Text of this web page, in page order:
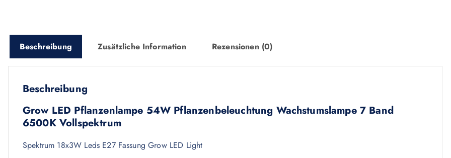
Beschreibung Zusätzliche Information Rezensionen (0)
Beschreibung
Grow LED Pflanzenlampe 54W Pflanzenbeleuchtung Wachstumslampe 7 Band
6500K Vollspektrum
Spektrum 18x3W Leds E27 Fassung Grow LED Light